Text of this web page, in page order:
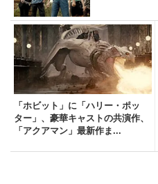
「ホビット」に「ハリー・ポッ
ター」、豪華キャストの共演作、
「アクアマン」最新作ま...